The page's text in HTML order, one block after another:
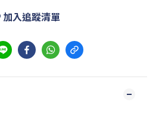
加入追蹤清單